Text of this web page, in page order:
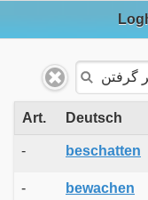
Art. Deutsch
- beschatten
- bewachen